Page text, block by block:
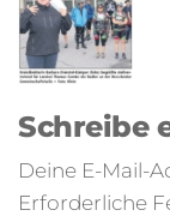
Schreibe
Deine E-Mail-
Erforderliche